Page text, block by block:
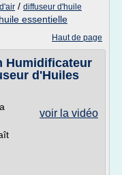
/ diffuseur d'huile
essentielle
Haut de page
Humidificateur
d'Huiles
voir la vidéo